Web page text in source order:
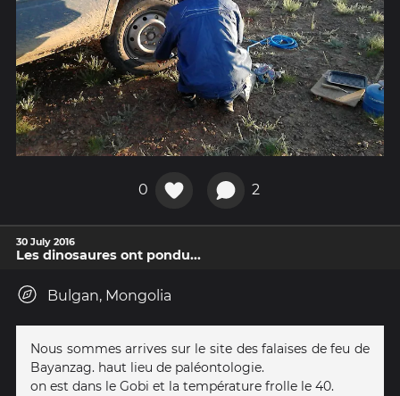
0 2
30 July 2016
Les dinosaures ont pondu...
Bulgan, Mongolia
Nous sommes arrives sur le site des falaises de feu de
Bayanzag. haut lieu de paléontologie.
on est dans le Gobi et la température frolle le 40.